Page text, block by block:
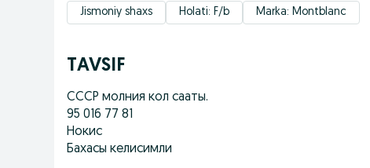
Jismoniy shaxs Holati: F/b Marka: Montblanc
TAVSIF
СССР молния кол сааты.
95 016 77 81
Нокис
Бахасы келисимли